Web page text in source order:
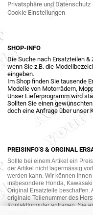
Privatsphäre und Datenschutz
Cookie Einstellungen
SHOP-INFO
Die Suche nach Ersatzteilen
wenn Sie z.B. die
eingeben.
Im Shop finden Sie tausende
Modelle von Motorrädern,
Unser Lieferprogramm wird
Sollten Sie einen
doch eine Anfrage über unser
PREISINFO'S & ORGINAL
Sollte bei einem Artikel ein
der Artikel nicht lagermässig
werden kann. Wir können
insbesondere Honda,
Original Ersatzteile beschaffen.
originale Teilenummer des
Kontaktformular anfragen. Sie